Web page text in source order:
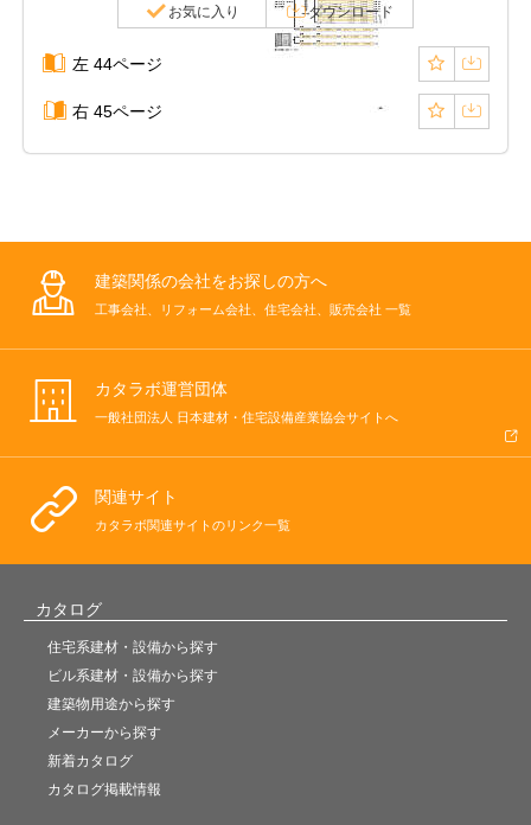
お気に入り ダウンロード
左 44ページ
右 45ページ
建築関係の会社をお探しの方へ
工事会社、リフォーム会社、住宅会社、販売会社 一覧
カタラボ運営団体
一般社団法人 日本建材・住宅設備産業協会サイトへ
関連サイト
カタラボ関連サイトのリンク一覧
カタログ
住宅系建材・設備から探す
ビル系建材・設備から探す
建築物用途から探す
メーカーから探す
新着カタログ
カタログ掲載情報